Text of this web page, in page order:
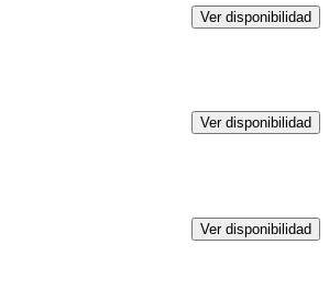
Ver disponibilidad
Ver disponibilidad
Ver disponibilidad